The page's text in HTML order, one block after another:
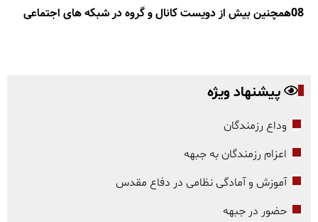
08همچنین بیش از دویست کانال و گروه در شبکه های اجتماعی
پیشنهاد ویژه
وداع رزمندگان
اعزام رزمندگان به جبهه
آموزش و آمادگی نظامی در دفاع مقدس
حضور در جبهه